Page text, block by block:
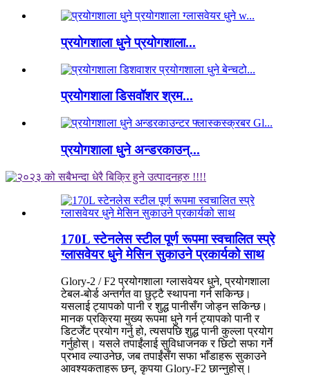
प्रयोगशाला धुने प्रयोगशाला...
प्रयोगशाला डिसवॉशर श्रम...
प्रयोगशाला धुने अन्डरकाउन्...
170L स्टेनलेस स्टील पूर्ण रूपमा स्वचालित स्प्रे
ग्लासवेयर धुने मेसिन सुकाउने प्रकार्यको साथ
Glory-2 / F2 प्रयोगशाला ग्लासवेयर धुने, प्रयोगशाला
टेबल-बोर्ड अन्तर्गत वा छुट्टै स्थापना गर्न सकिन्छ।
यसलाई ट्यापको पानी र शुद्ध पानीसँग जोड्न सकिन्छ।
मानक प्रक्रिया मुख्य रूपमा धुने गर्न ट्यापको पानी र
डिटर्जेंट प्रयोग गर्नु हो, त्यसपछि शुद्ध पानी कुल्ला प्रयोग
गर्नुहोस्। यसले तपाईंलाई सुविधाजनक र छिटो सफा गर्ने
प्रभाव ल्याउनेछ, जब तपाईंसँग सफा भाँडाहरू सुकाउने
आवश्यकताहरू छन्, कृपया Glory-F2 छान्नुहोस्।